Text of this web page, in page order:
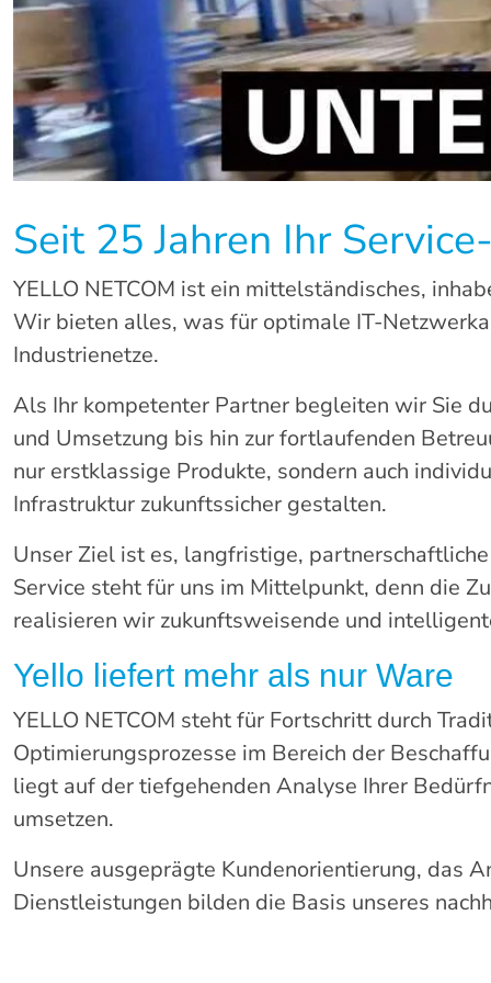
Seit 25 Jahren Ihr
YELLO NETCOM ist ein mittelständisches,
Wir bieten alles, was für optimale IT-
Industrienetze.
Als Ihr kompetenter Partner begleiten wir Sie
und Umsetzung bis hin zur fortlaufenden
nur erstklassige Produkte, sondern auch
Infrastruktur zukunftssicher gestalten.
Unser Ziel ist es, langfristige,
Service steht für uns im Mittelpunkt, denn die
realisieren wir zukunftsweisende und
Yello liefert mehr als nur Ware
YELLO NETCOM steht für Fortschritt durch
Optimierungsprozesse im Bereich der
liegt auf der tiefgehenden Analyse Ihrer
umsetzen.
Unsere ausgeprägte Kundenorientierung, das
Dienstleistungen bilden die Basis unseres